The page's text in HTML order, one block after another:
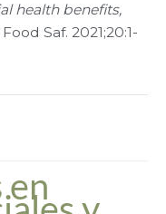
health benefits,
Saf. 2021;20:1-